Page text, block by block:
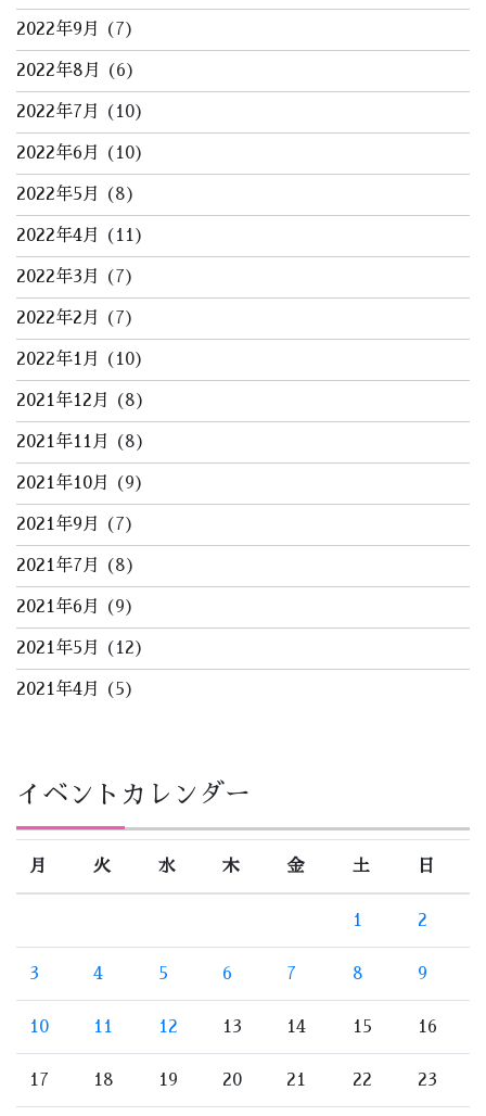
2022年9月 (7)
2022年8月 (6)
2022年7月 (10)
2022年6月 (10)
2022年5月 (8)
2022年4月 (11)
2022年3月 (7)
2022年2月 (7)
2022年1月 (10)
2021年12月 (8)
2021年11月 (8)
2021年10月 (9)
2021年9月 (7)
2021年7月 (8)
2021年6月 (9)
2021年5月 (12)
2021年4月 (5)
イベントカレンダー
月 火 水 木 金 土 日
1 2
3 4 5 6 7 8 9
10 11 12 13 14 15 16
17 18 19 20 21 22 23